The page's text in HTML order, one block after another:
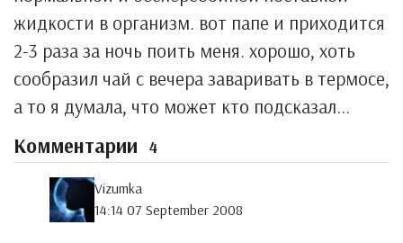
жидкости в организм. вот папе и приходится
2-3 раза за ночь поить меня. хорошо, хоть
сообразил чай с вечера заваривать в термосе,
а то я думала, что может кто подсказал...
Комментарии 4
Vizumka
14:14 07 September 2008